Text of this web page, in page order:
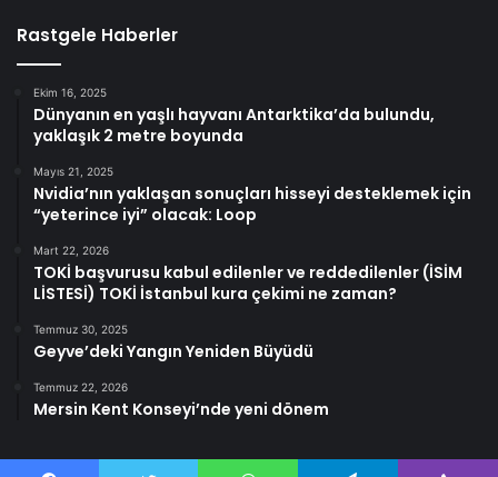
Rastgele Haberler
Ekim 16, 2025
Dünyanın en yaşlı hayvanı Antarktika’da bulundu,
yaklaşık 2 metre boyunda
Mayıs 21, 2025
Nvidia’nın yaklaşan sonuçları hisseyi desteklemek için
“yeterince iyi” olacak: Loop
Mart 22, 2026
TOKİ başvurusu kabul edilenler ve reddedilenler (İSİM
LİSTESİ) TOKİ İstanbul kura çekimi ne zaman?
Temmuz 30, 2025
Geyve’deki Yangın Yeniden Büyüdü
Temmuz 22, 2026
Mersin Kent Konseyi’nde yeni dönem